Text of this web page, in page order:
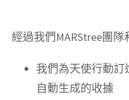
經過我們MARStree團
我們為天使行動
自動生成的收據